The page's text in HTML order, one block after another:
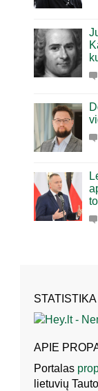
STATISTIKA
APIE
Portalas
lietuvių